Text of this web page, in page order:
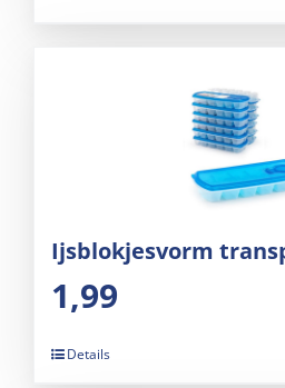
Ijsblokjesvorm
1,99
Details